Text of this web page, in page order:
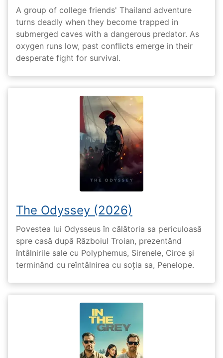
A group of college friends' Thailand adventure
turns deadly when they become trapped in
submerged caves with a dangerous predator. As
oxygen runs low, past conflicts emerge in their
desperate fight for survival.
The Odyssey (2026)
Povestea lui Odysseus în călătoria sa periculoasă
spre casă după Războiul Troian, prezentând
întâlnirile sale cu Polyphemus, Sirenele, Circe și
terminând cu reîntâlnirea cu soția sa, Penelope.